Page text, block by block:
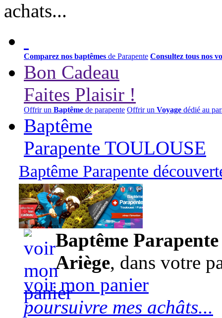
Comparez nos baptêmes de Parapente Consultez tous nos
Bon Cadeau
Faites Plaisir !
Offrir un Baptême de parapente Offrir un Voyage dédié au
Baptême
Parapente TOULOUSE
Baptême Parapente
95,00 euros
Baptême
Ariège, dans votre
voir mon panier
poursuivre mes achâts...